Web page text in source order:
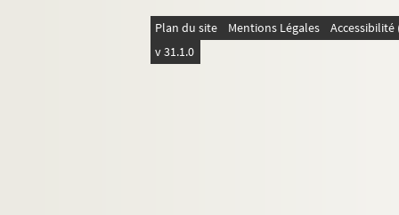
Plan du site Mentions Légales
v 31.1.0